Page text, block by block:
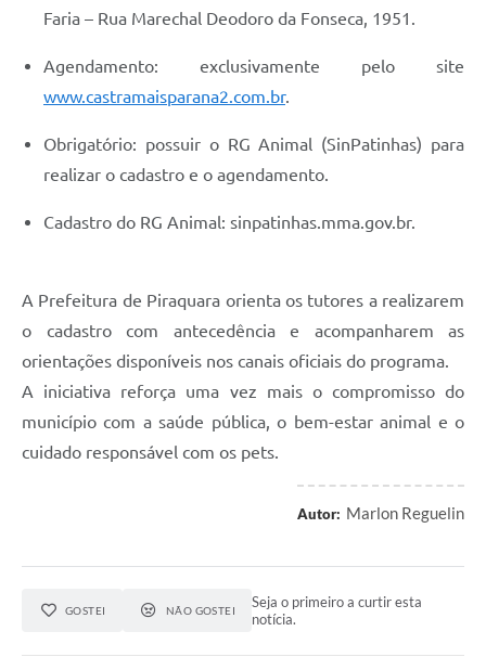
Faria – Rua Marechal Deodoro da Fonseca, 1951.
Agendamento: exclusivamente pelo site
www.castramaisparana2.com.br.
Obrigatório: possuir o RG Animal (SinPatinhas) para
realizar o cadastro e o agendamento.
Cadastro do RG Animal: sinpatinhas.mma.gov.br.
A Prefeitura de Piraquara orienta os tutores a realizarem
o cadastro com antecedência e acompanharem as
orientações disponíveis nos canais oficiais do programa.
A iniciativa reforça uma vez mais o compromisso do
município com a saúde pública, o bem-estar animal e o
cuidado responsável com os pets.
Autor: Marlon Reguelin
GOSTEI NÃO GOSTEI
Seja o primeiro a curtir esta
notícia.